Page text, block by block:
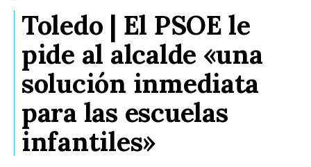
Toledo | El PSOE le
pide al alcalde «una
solución inmediata
para las escuelas
infantiles»